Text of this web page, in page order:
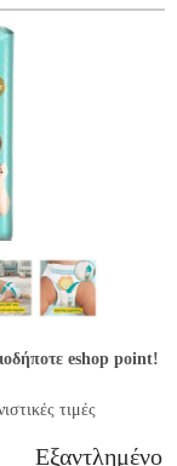
eshop point!
τιμές
Εξαντλημένο